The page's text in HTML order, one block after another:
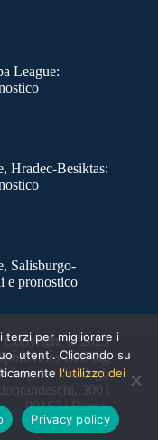
League:
Hradec-Besiktas:
Salisburgo-
e pronostico
Copyright © 2025
BetFlag
Legale: Via degli
300 |
00163 | Roma
terzi per migliorare i
utenti. Cliccando su
l'utilizzo dei
Privacy policy